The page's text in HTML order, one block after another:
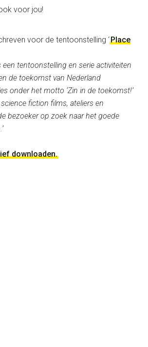
voor jou!
voor de tentoonstelling ‘Place
een tentoonstelling en serie activiteiten
de toekomst van Nederland
onder het motto ‘Zin in de toekomst!’
fiction films, ateliers en
bezoeker op zoek naar het goede
downloaden.